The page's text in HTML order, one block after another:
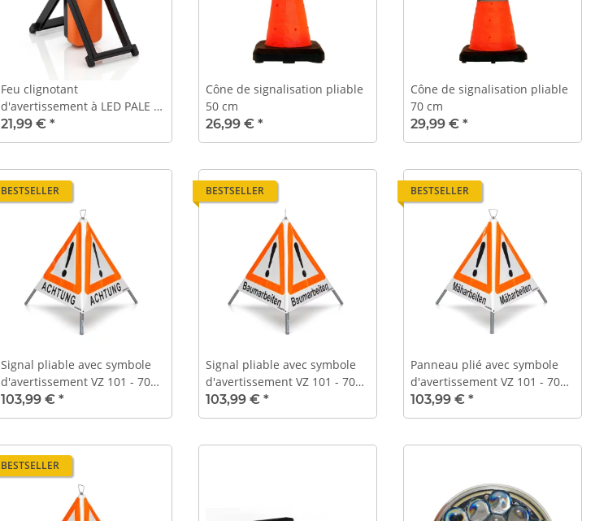
Feu clignotant
d'avertissement à LED PALE -
luminosité max
21,99 € *
Cône de signalisation pliable
50 cm
26,99 € *
Cône de signalisation pliable
70 cm
29,99 € *
BESTSELLER
Signal pliable avec symbole
d'avertissement VZ 101 - 70
cm - UNIVERSEL - haute
visibilité
103,99 € *
BESTSELLER
Signal pliable avec symbole
d'avertissement VZ 101 - 70
cm - Travaux d'élagage -
phosphorescent
103,99 € *
BESTSELLER
Panneau plié avec symbole
d'avertissement VZ 101 - 70
cm - Travaux de tonte -
luminescence diurne
103,99 € *
BESTSELLER